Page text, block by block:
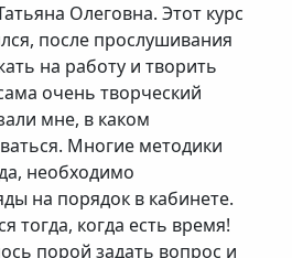
Олеговна. Этот курс
после прослушивания
на работу и творить
очень творческий
мне, в каком
Многие методики
необходимо
на порядок в кабинете.
тогда, когда есть время!
порой задать вопрос и